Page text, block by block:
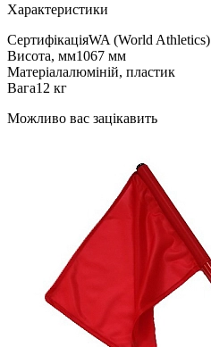
Характеристики
СертифікаціяWA (World Athletics)
Висота, мм1067 мм
Матеріалалюміній, пластик
Вага12 кг
Можливо вас зацікавить